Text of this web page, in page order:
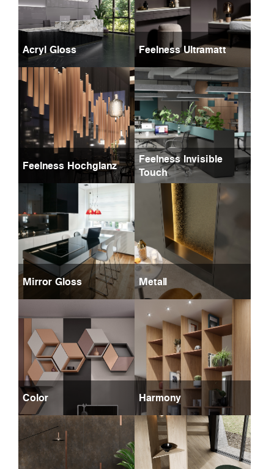
Acryl Gloss Feelness Ultramatt
Feelness Hochglanz
Feelness Invisible
Touch
Mirror Gloss Metall
Color Harmony